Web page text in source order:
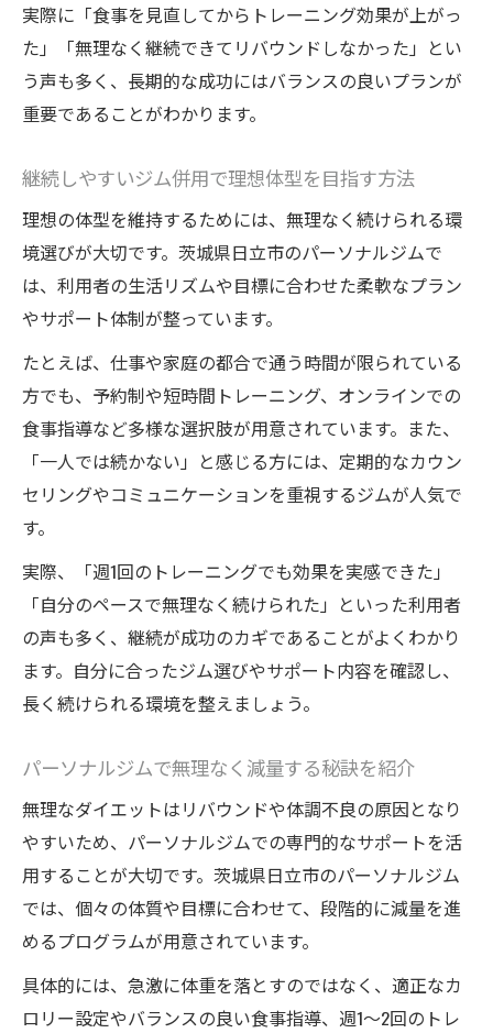
実際に「食事を見直してからトレーニング効果が上がっ
た」「無理なく継続できてリバウンドしなかった」とい
う声も多く、長期的な成功にはバランスの良いプランが
重要であることがわかります。
継続しやすいジム併用で理想体型を目指す方法
理想の体型を維持するためには、無理なく続けられる環
境選びが大切です。茨城県日立市のパーソナルジムで
は、利用者の生活リズムや目標に合わせた柔軟なプラン
やサポート体制が整っています。
たとえば、仕事や家庭の都合で通う時間が限られている
方でも、予約制や短時間トレーニング、オンラインでの
食事指導など多様な選択肢が用意されています。また、
「一人では続かない」と感じる方には、定期的なカウン
セリングやコミュニケーションを重視するジムが人気で
す。
実際、「週1回のトレーニングでも効果を実感できた」
「自分のペースで無理なく続けられた」といった利用者
の声も多く、継続が成功のカギであることがよくわかり
ます。自分に合ったジム選びやサポート内容を確認し、
長く続けられる環境を整えましょう。
パーソナルジムで無理なく減量する秘訣を紹介
無理なダイエットはリバウンドや体調不良の原因となり
やすいため、パーソナルジムでの専門的なサポートを活
用することが大切です。茨城県日立市のパーソナルジム
では、個々の体質や目標に合わせて、段階的に減量を進
めるプログラムが用意されています。
具体的には、急激に体重を落とすのではなく、適正なカ
ロリー設定やバランスの良い食事指導、週1～2回のトレ